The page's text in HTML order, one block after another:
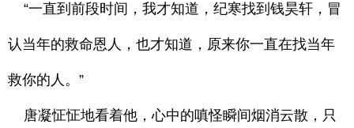
“一直到前段时间，我才知道，纪寒找到钱昊轩，冒
认当年的救命恩人，也才知道，原来你一直在找当年
救你的人。”
唐凝怔怔地看着他，心中的嗔怪瞬间烟消云散，只